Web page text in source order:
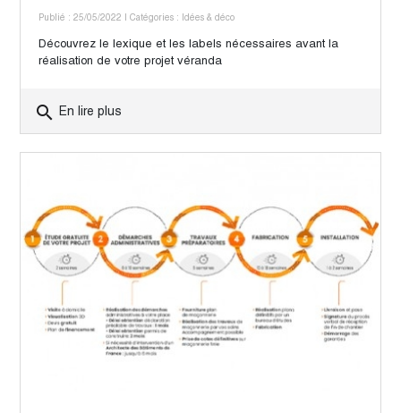
Publié : 25/05/2022 | Catégories : Idées & déco
Découvrez le lexique et les labels nécessaires avant la
réalisation de votre projet véranda
search En lire plus